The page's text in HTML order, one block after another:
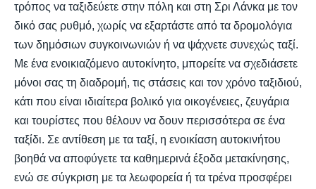
τρόπος να ταξιδεύετε στην πόλη και στη Σρι Λάνκα με τον
δικό σας ρυθμό, χωρίς να εξαρτάστε από τα δρομολόγια
των δημόσιων συγκοινωνιών ή να ψάχνετε συνεχώς ταξί.
Με ένα ενοικιαζόμενο αυτοκίνητο, μπορείτε να σχεδιάσετε
μόνοι σας τη διαδρομή, τις στάσεις και τον χρόνο ταξιδιού,
κάτι που είναι ιδιαίτερα βολικό για οικογένειες, ζευγάρια
και τουρίστες που θέλουν να δουν περισσότερα σε ένα
ταξίδι. Σε αντίθεση με τα ταξί, η ενοικίαση αυτοκινήτου
βοηθά να αποφύγετε τα καθημερινά έξοδα μετακίνησης,
ενώ σε σύγκριση με τα λεωφορεία ή τα τρένα προσφέρει